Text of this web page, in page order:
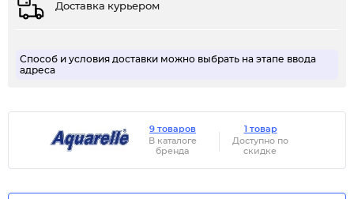
Доставка курьером
Способ и условия доставки можно выбрать на этапе ввода
адреса
9 товаров
В каталоге
бренда
1 товар
Доступно по
скидке